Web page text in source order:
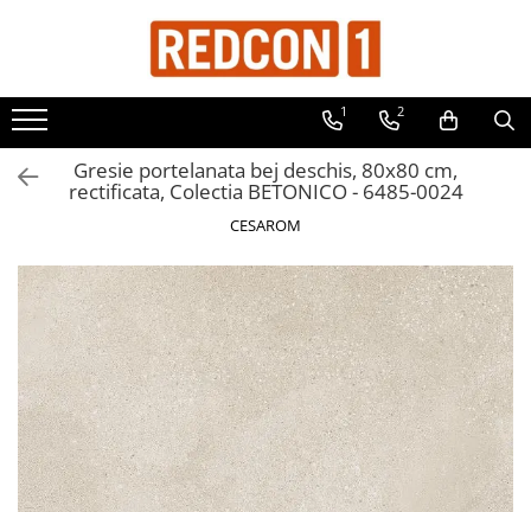
Toate Produsele
Materiale de constructii
Adezivi, mortare si tencuieli
Balast-nisip
Dibluri cu șurub
Echipamente de protectie
Grund pentru tencuiala decorativa
Placi gips carton
Roabe si Betoniere
Sisteme Gips-Carton
Suruburi
1 2
Gresie portelanata bej deschis, 80x80 cm,
rectificata, Colectia BETONICO - 6485-0024
CESAROM